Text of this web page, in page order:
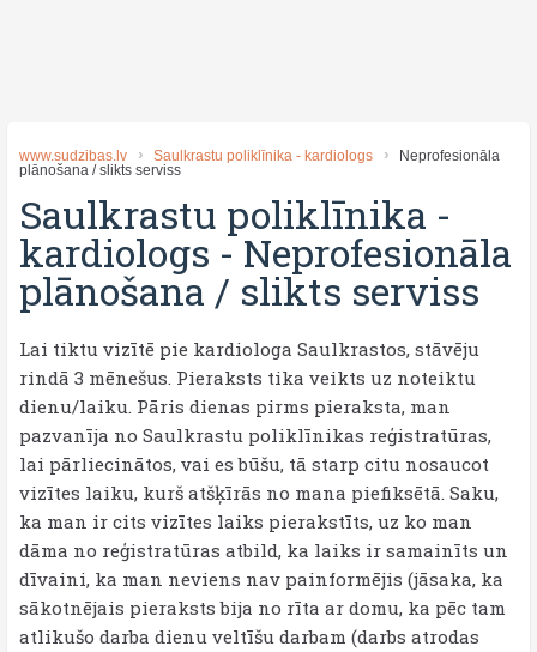
www.sudzibas.lv Saulkrastu poliklīnika - kardiologs
Neprofesionāla
plānošana / slikts serviss
Saulkrastu poliklīnika -
kardiologs -Neprofesionāla
plānošana / slikts serviss
Lai tiktu vizītē pie kardiologa Saulkrastos, stāvēju
rindā 3 mēnešus. Pieraksts tika veikts uz noteiktu
dienu/laiku. Pāris dienas pirms pieraksta, man
pazvanīja no Saulkrastu poliklīnikas reģistratūras,
lai pārliecinātos, vai es būšu, tā starp citu nosaucot
vizītes laiku, kurš atšķīrās no mana piefiksētā. Saku,
ka man ir cits vizītes laiks pierakstīts, uz ko man
dāma no reģistratūras atbild, ka laiks ir samainīts un
dīvaini, ka man neviens nav painformējis (jāsaka, ka
sākotnējais pieraksts bija no rīta ar domu, ka pēc tam
atlikušo darba dienu veltīšu darbam (darbs atrodas